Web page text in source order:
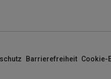
Barrierefreiheit Cookie-